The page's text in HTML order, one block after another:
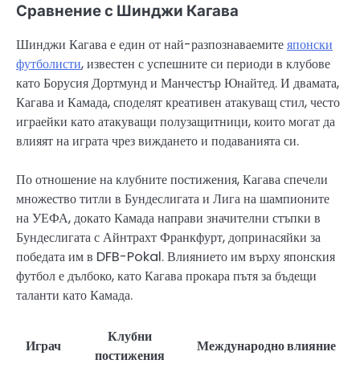
Сравнение с Шинджи Кагава
Шинджи Кагава е един от най-разпознаваемитеяпонски
футболисти, известен с успешните си периоди в клубове
като Борусия Дортмунд и Манчестър Юнайтед. И двамата,
Кагава и Камада, споделят креативен атакуващ стил, често
играейки като атакуващи полузащитници, които могат да
влияят на играта чрез виждането и подаванията си.
По отношение на клубните постижения, Кагава спечели
множество титли в Бундеслигата и Лига на шампионите
на УЕФА, докато Камада направи значителни стъпки в
Бундеслигата с Айнтрахт Франкфурт, допринасяйки за
победата им в DFB-Pokal. Влиянието им върху японския
футбол е дълбоко, като Кагава прокара пътя за бъдещи
таланти като Камада.
Играч
Клубни
постижения
Международно влияние